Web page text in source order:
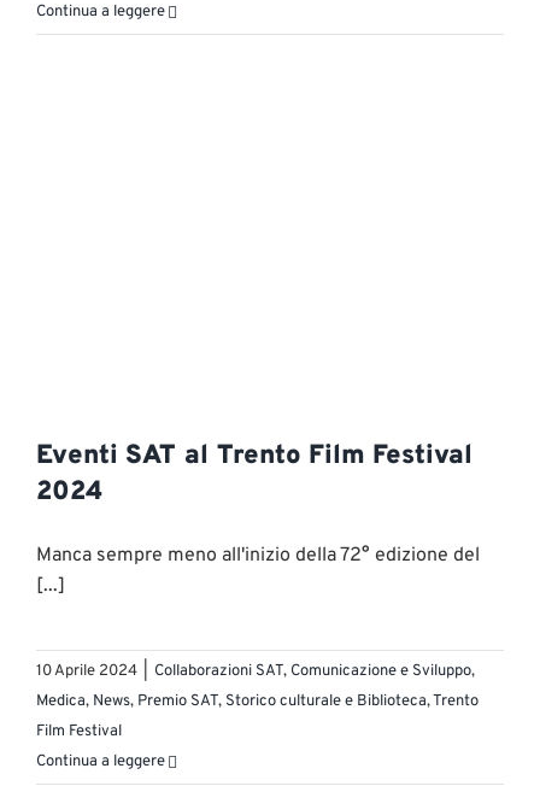
Continua a leggere
Eventi SAT al Trento Film Festival
2024
Manca sempre meno all'inizio della 72° edizione del
[...]
10 Aprile 2024 Collaborazioni SAT, Comunicazione e Sviluppo,
Medica, News, Premio SAT, Storico culturale e Biblioteca,Trento
Film Festival
Continua a leggere